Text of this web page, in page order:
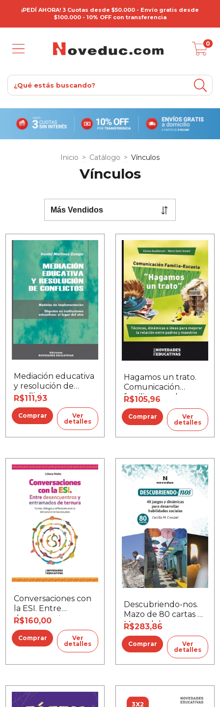
¡PEDÍ AHORA! 3 Cuotas desde $50.000 - Envío gratis desde
$100.000 - 10% OFF con transferencia
0
Inicio > Catálogo > Vínculos
Vínculos
Mediación educativa
y resolución de
conflictos
R$111,93
Ver
detalles
Hagamos un trato.
Comunicación
familia-escuela
R$105,96
Ver
detalles
Conversaciones con
la ESI. Entre
desencuentros y
entramados de
ternura
R$160,00
Ver
detalles
Descubriendo-nos.
Mazo de 80 cartas +
Manual de
actividades
R$283,86
Ver
detalles
3X2